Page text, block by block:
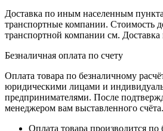
Доставка по иным населенным
транспортные компании. Стоимость
транспортной компании см. Доставка
Безналичная оплата по счету
Оплата товара по безналичному
юридическими лицами и
предпринимателями. После
менеджером вам выставленного счёта.
Оплата товара производится по